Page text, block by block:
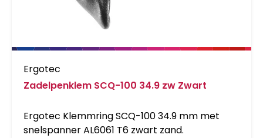
Ergotec
Zadelpenklem SCQ-100 34.9 zw Zwart
Ergotec Klemmring SCQ-100 34.9 mm met
snelspanner AL6061 T6 zwart zand.